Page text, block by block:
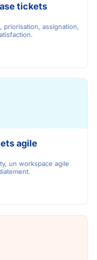
tickets
priorisation, assignation,
agile
un workspace agile